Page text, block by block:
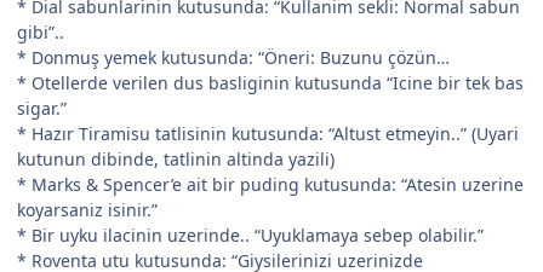
* Dial sabunlarinin kutusunda: “Kullanim sekli: Normal sabun
gibi”..
* Donmuş yemek kutusunda: “Öneri: Buzunu çözün…
* Otellerde verilen dus basliginin kutusunda “Icine bir tek bas
sigar.”
* Hazır Tiramisu tatlisinin kutusunda: “Altust etmeyin..” (Uyari
kutunun dibinde, tatlinin altinda yazili)
* Marks & Spencer’e ait bir puding kutusunda: “Atesin uzerine
koyarsaniz isinir.”
* Bir uyku ilacinin uzerinde.. “Uyuklamaya sebep olabilir.”
* Roventa utu kutusunda: “Giysilerinizi uzerinizde